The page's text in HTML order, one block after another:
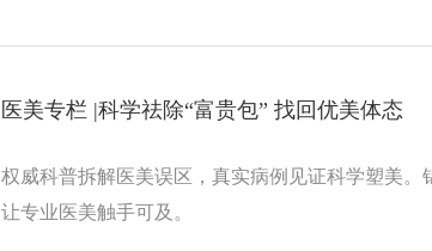
医美专栏 |科学祛除“富贵包” 找回优美体态
权威科普拆解医美误区，真实病例见证科学塑美
让专业医美触手可及。